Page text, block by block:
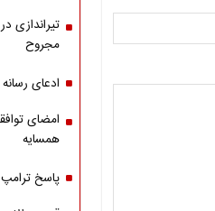
مجروح
ادعای
امضای
همسایه
پاسخ ترامپ درباره